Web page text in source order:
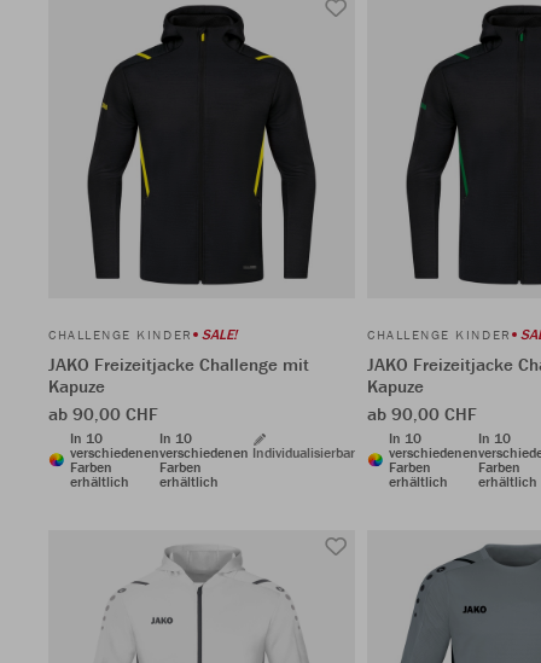
CHALLENGE KINDER SALE!
JAKO Freizeitjacke Challenge mit
Kapuze
ab 90,00 CHF
In 10
verschiedenen
Farben
erhältlich
In 10
verschiedenen
Farben
erhältlich
Individualisierbar
CHALLENGE KINDER
JAKO Freizeitjacke
Kapuze
ab 90,00 CHF
In 10
verschiedenen
Farben
erhältlich
In 10
Farben
erhältlich